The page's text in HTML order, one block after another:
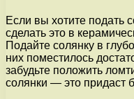
Если вы хотите подать
сделать это в
Подайте солянку в
них поместилось
забудьте положить
солянки — это придаст